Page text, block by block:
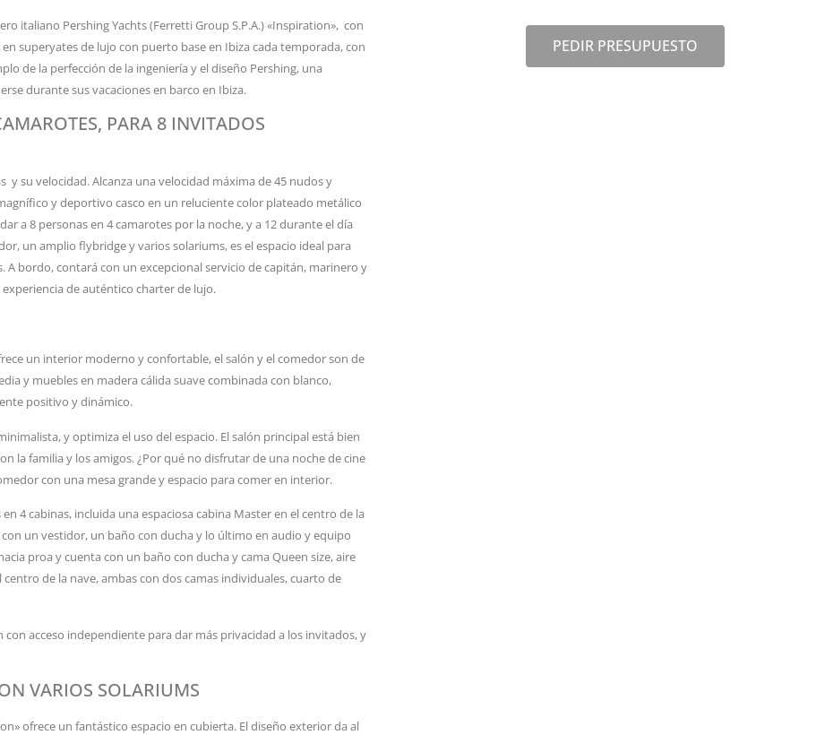
italiano Pershing Yachts (Ferretti Group S.P.A.) «Inspiration», con
superyates de lujo con puerto base en Ibiza cada temporada, con
de la perfección de la ingeniería y el diseño Pershing, una
durante sus vacaciones en barco en Ibiza.
PARA 8 INVITADOS
y su velocidad. Alcanza una velocidad máxima de 45 nudos y
y deportivo casco en un reluciente color plateado metálico
a 8 personas en 4 camarotes por la noche, y a 12 durante el día
un amplio flybridge y varios solariums, es el espacio ideal para
A bordo, contará con un excepcional servicio de capitán, marinero y
de auténtico charter de lujo.
un interior moderno y confortable, el salón y el comedor son de
y muebles en madera cálida suave combinada con blanco,
positivo y dinámico.
y optimiza el uso del espacio. El salón principal está bien
la familia y los amigos. ¿Por qué no disfrutar de una noche de cine
con una mesa grande y espacio para comer en interior.
4 cabinas, incluida una espaciosa cabina Master en el centro de la
un vestidor, un baño con ducha y lo último en audio y equipo
proa y cuenta con un baño con ducha y cama Queen size, aire
de la nave, ambas con dos camas individuales, cuarto de
acceso independiente para dar más privacidad a los invitados, y
VARIOS SOLARIUMS
ofrece un fantástico espacio en cubierta. El diseño exterior da al
PEDIR PRESUPUESTO